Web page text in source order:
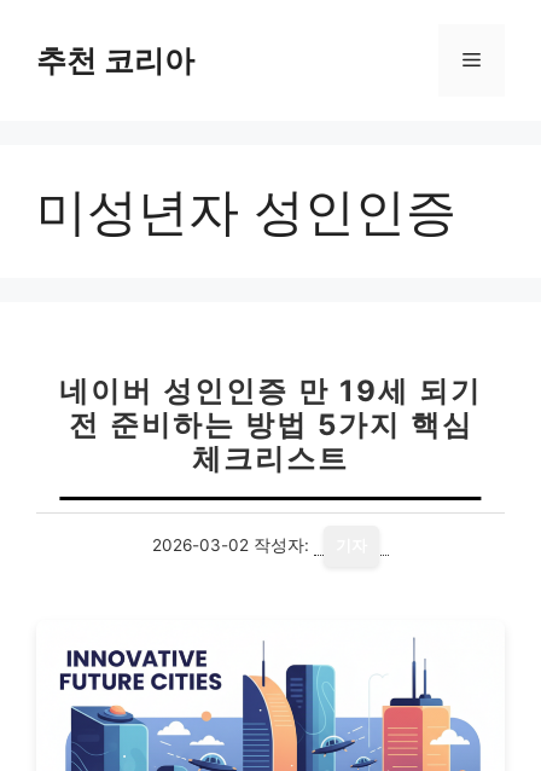
추천 코리아 메
미성년자 성인인증
네이버 성인인증 만 19세 되기
전 준비하는 방법 5가지 핵심
체크리스트
2026-03-02 작성자: